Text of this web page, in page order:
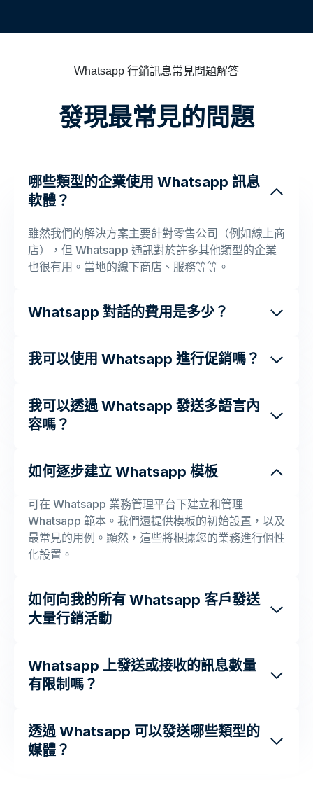
Whatsapp 行銷訊息常見問題解答
發現最常見的問題
哪些類型的企業使用 Whatsapp 訊息
軟體？
雖然我們的解決方案主要針對零售公司（例如線上商
店），但 Whatsapp 通訊對於許多其他類型的企業
也很有用。當地的線下商店、服務等等。
Whatsapp 對話的費用是多少？
我可以使用 Whatsapp 進行促銷嗎？
我可以透過 Whatsapp 發送多語言內
容嗎？
如何逐步建立 Whatsapp 模板
可在 Whatsapp 業務管理平台下建立和管理
Whatsapp 範本。我們還提供模板的初始設置，以及
最常見的用例。顯然，這些將根據您的業務進行個性
化設置。
如何向我的所有 Whatsapp 客戶發送
大量行銷活動
Whatsapp 上發送或接收的訊息數量
有限制嗎？
透過 Whatsapp 可以發送哪些類型的
媒體？